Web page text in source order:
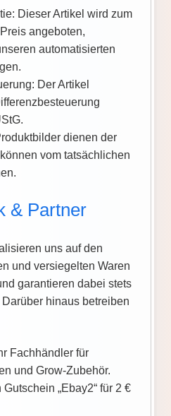
Dieser Artikel wird zum
angeboten,
automatisierten
Der Artikel
dienen der
können vom tatsächlichen
& Partner
uns auf den
und versiegelten Waren
garantieren dabei stets
hinaus betreiben
Fachhändler für
und Grow-Zubehör.
„Ebay2“ für 2 €